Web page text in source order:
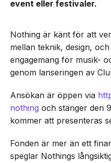
event eller festivaler.
Nothing är känt för att
mellan teknik, design,
engagemang för musik-
genom lanseringen av
Ansökan är öppen via
nothing och stänger den
kommer att presenteras
Fonden är mer än ett
speglar Nothings